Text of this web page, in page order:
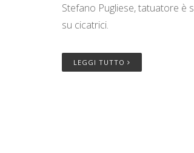
Stefano Pugliese, tatuatore è
su cicatrici.
LEGGI TUTTO